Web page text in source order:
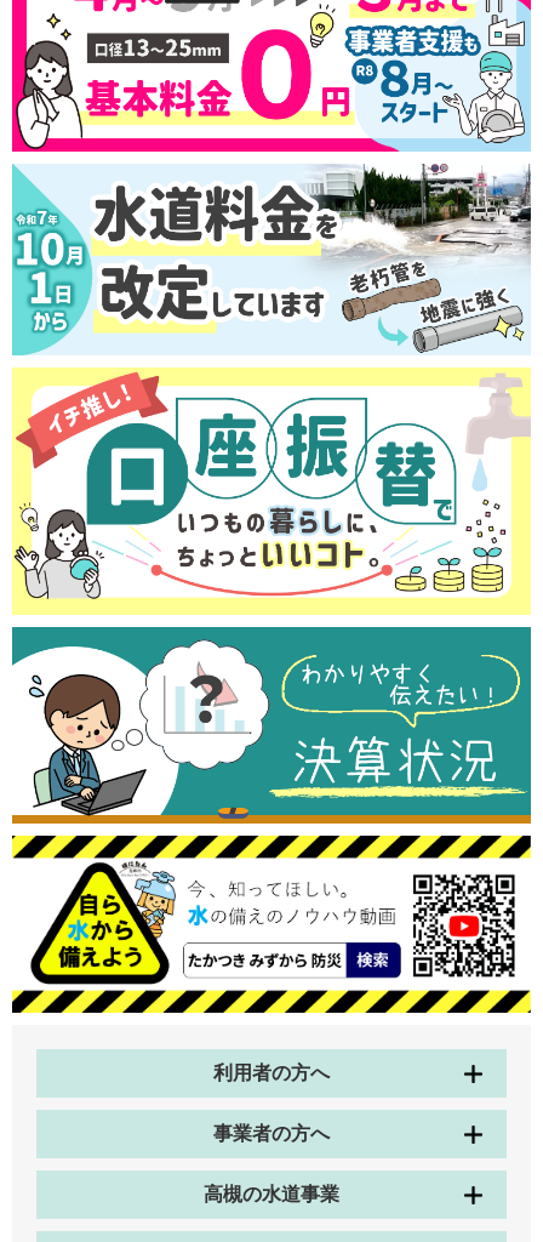
利用者の方へ
事業者の方へ
高槻の水道事業